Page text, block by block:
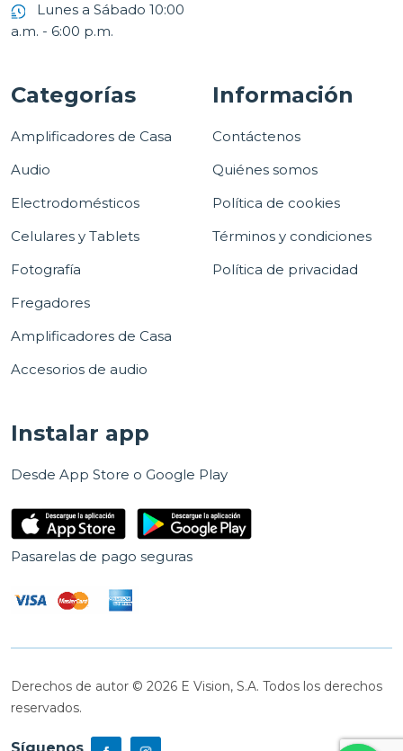
Lunes a Sábado 10:00
a.m. - 6:00 p.m.
Categorías
Amplificadores de Casa
Audio
Electrodomésticos
Celulares y Tablets
Fotografía
Fregadores
Amplificadores de Casa
Accesorios de audio
Información
Contáctenos
Quiénes somos
Política de cookies
Términos y condiciones
Política de privacidad
Instalar app
Desde App Store o Google Play
Pasarelas de pago seguras
Derechos de autor © 2026 E Vision, S.A. Todos los derechos
reservados.